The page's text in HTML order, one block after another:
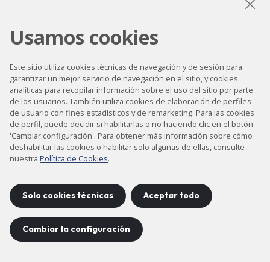
LinkedInInstagram
Accesibilidad
Contacto
Aviso legal
Política de privacidad
Mapa del sitio
©2026CELLS
Usamos cookies
Este sitio utiliza cookies técnicas de navegación y de sesión para
garantizar un mejor servicio de navegación en el sitio, y cookies
analíticas para recopilar información sobre el uso del sitio por parte
de los usuarios. También utiliza cookies de elaboración de perfiles
de usuario con fines estadísticos y de remarketing. Para las cookies
de perfil, puede decidir si habilitarlas o no haciendo clic en el botón
'Cambiar configuración'. Para obtener más información sobre cómo
deshabilitar las cookies o habilitar solo algunas de ellas, consulte
nuestra Política de Cookies.
Solo cookies técnicas Aceptar todo
Cambiar la configuración